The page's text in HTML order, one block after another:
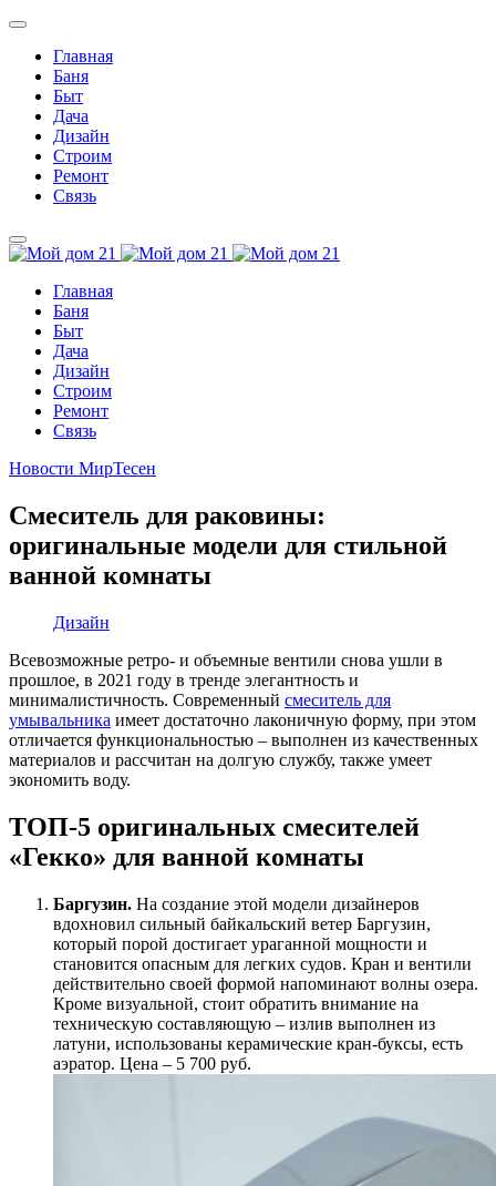
Главная
Баня
Быт
Дача
Дизайн
Строим
Ремонт
Связь
Главная
Баня
Быт
Дача
Дизайн
Строим
Ремонт
Связь
Новости МирТесен
Смеситель для раковины:
оригинальные модели для стильной
ванной комнаты
Дизайн
Всевозможные ретро- и объемные вентили снова ушли в
прошлое, в 2021 году в тренде элегантность и
минималистичность. Современный смеситель для
умывальника имеет достаточно лаконичную форму, при этом
отличается функциональностью – выполнен из качественных
материалов и рассчитан на долгую службу, также умеет
экономить воду.
ТОП-5 оригинальных смесителей
«Гекко» для ванной комнаты
Баргузин. На создание этой модели дизайнеров
вдохновил сильный байкальский ветер Баргузин,
который порой достигает ураганной мощности и
становится опасным для легких судов. Кран и вентили
действительно своей формой напоминают волны озера.
Кроме визуальной, стоит обратить внимание на
техническую составляющую – излив выполнен из
латуни, использованы керамические кран-буксы, есть
аэратор. Цена – 5 700 руб.